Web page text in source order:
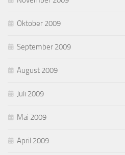
Oktober 2009
September 2009
August 2009
Juli 2009
Mai 2009
April 2009